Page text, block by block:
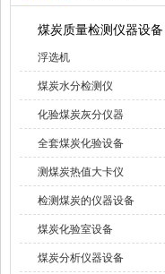
煤炭质量检测仪器设备
浮选机
煤炭水分检测仪
化验煤炭灰分仪器
全套煤炭化验设备
测煤炭热值大卡仪
检测煤炭的仪器设备
煤炭化验室设备
煤炭分析仪器设备